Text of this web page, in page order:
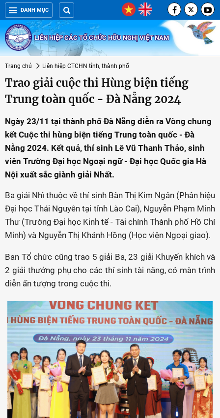
DANH MỤC
LIÊN HIỆP CÁC TỔ CHỨC HỮU NGHỊ VIỆT NAM
Trang chủ Liên hiệp CTCHN tỉnh, thành phố
Trao giải cuộc thi Hùng biện tiếng
Trung toàn quốc - Đà Nẵng 2024
Ngày 23/11 tại thành phố Đà Nẵng diễn ra Vòng chung
kết Cuộc thi hùng biện tiếng Trung toàn quốc - Đà
Nẵng 2024. Kết quả, thí sinh Lê Vũ Thanh Thảo, sinh
viên Trường Đại học Ngoại ngữ - Đại học Quốc gia Hà
Nội xuất sắc giành giải Nhất.
Ba giải Nhì thuộc về thí sinh Bàn Thị Kim Ngân (Phân hiệu
Đại học Thái Nguyên tại tỉnh Lào Cai), Nguyễn Phạm Minh
Thư (Trường Đại học Kinh tế - Tài chính Thành phố Hồ Chí
Minh) và Nguyễn Thị Khánh Hồng (Học viện Ngoại giao).
Ban Tổ chức cũng trao 5 giải Ba, 23 giải Khuyến khích và
2 giải thưởng phụ cho các thí sinh tài năng, có màn trình
diễn ấn tượng trong cuộc thi.